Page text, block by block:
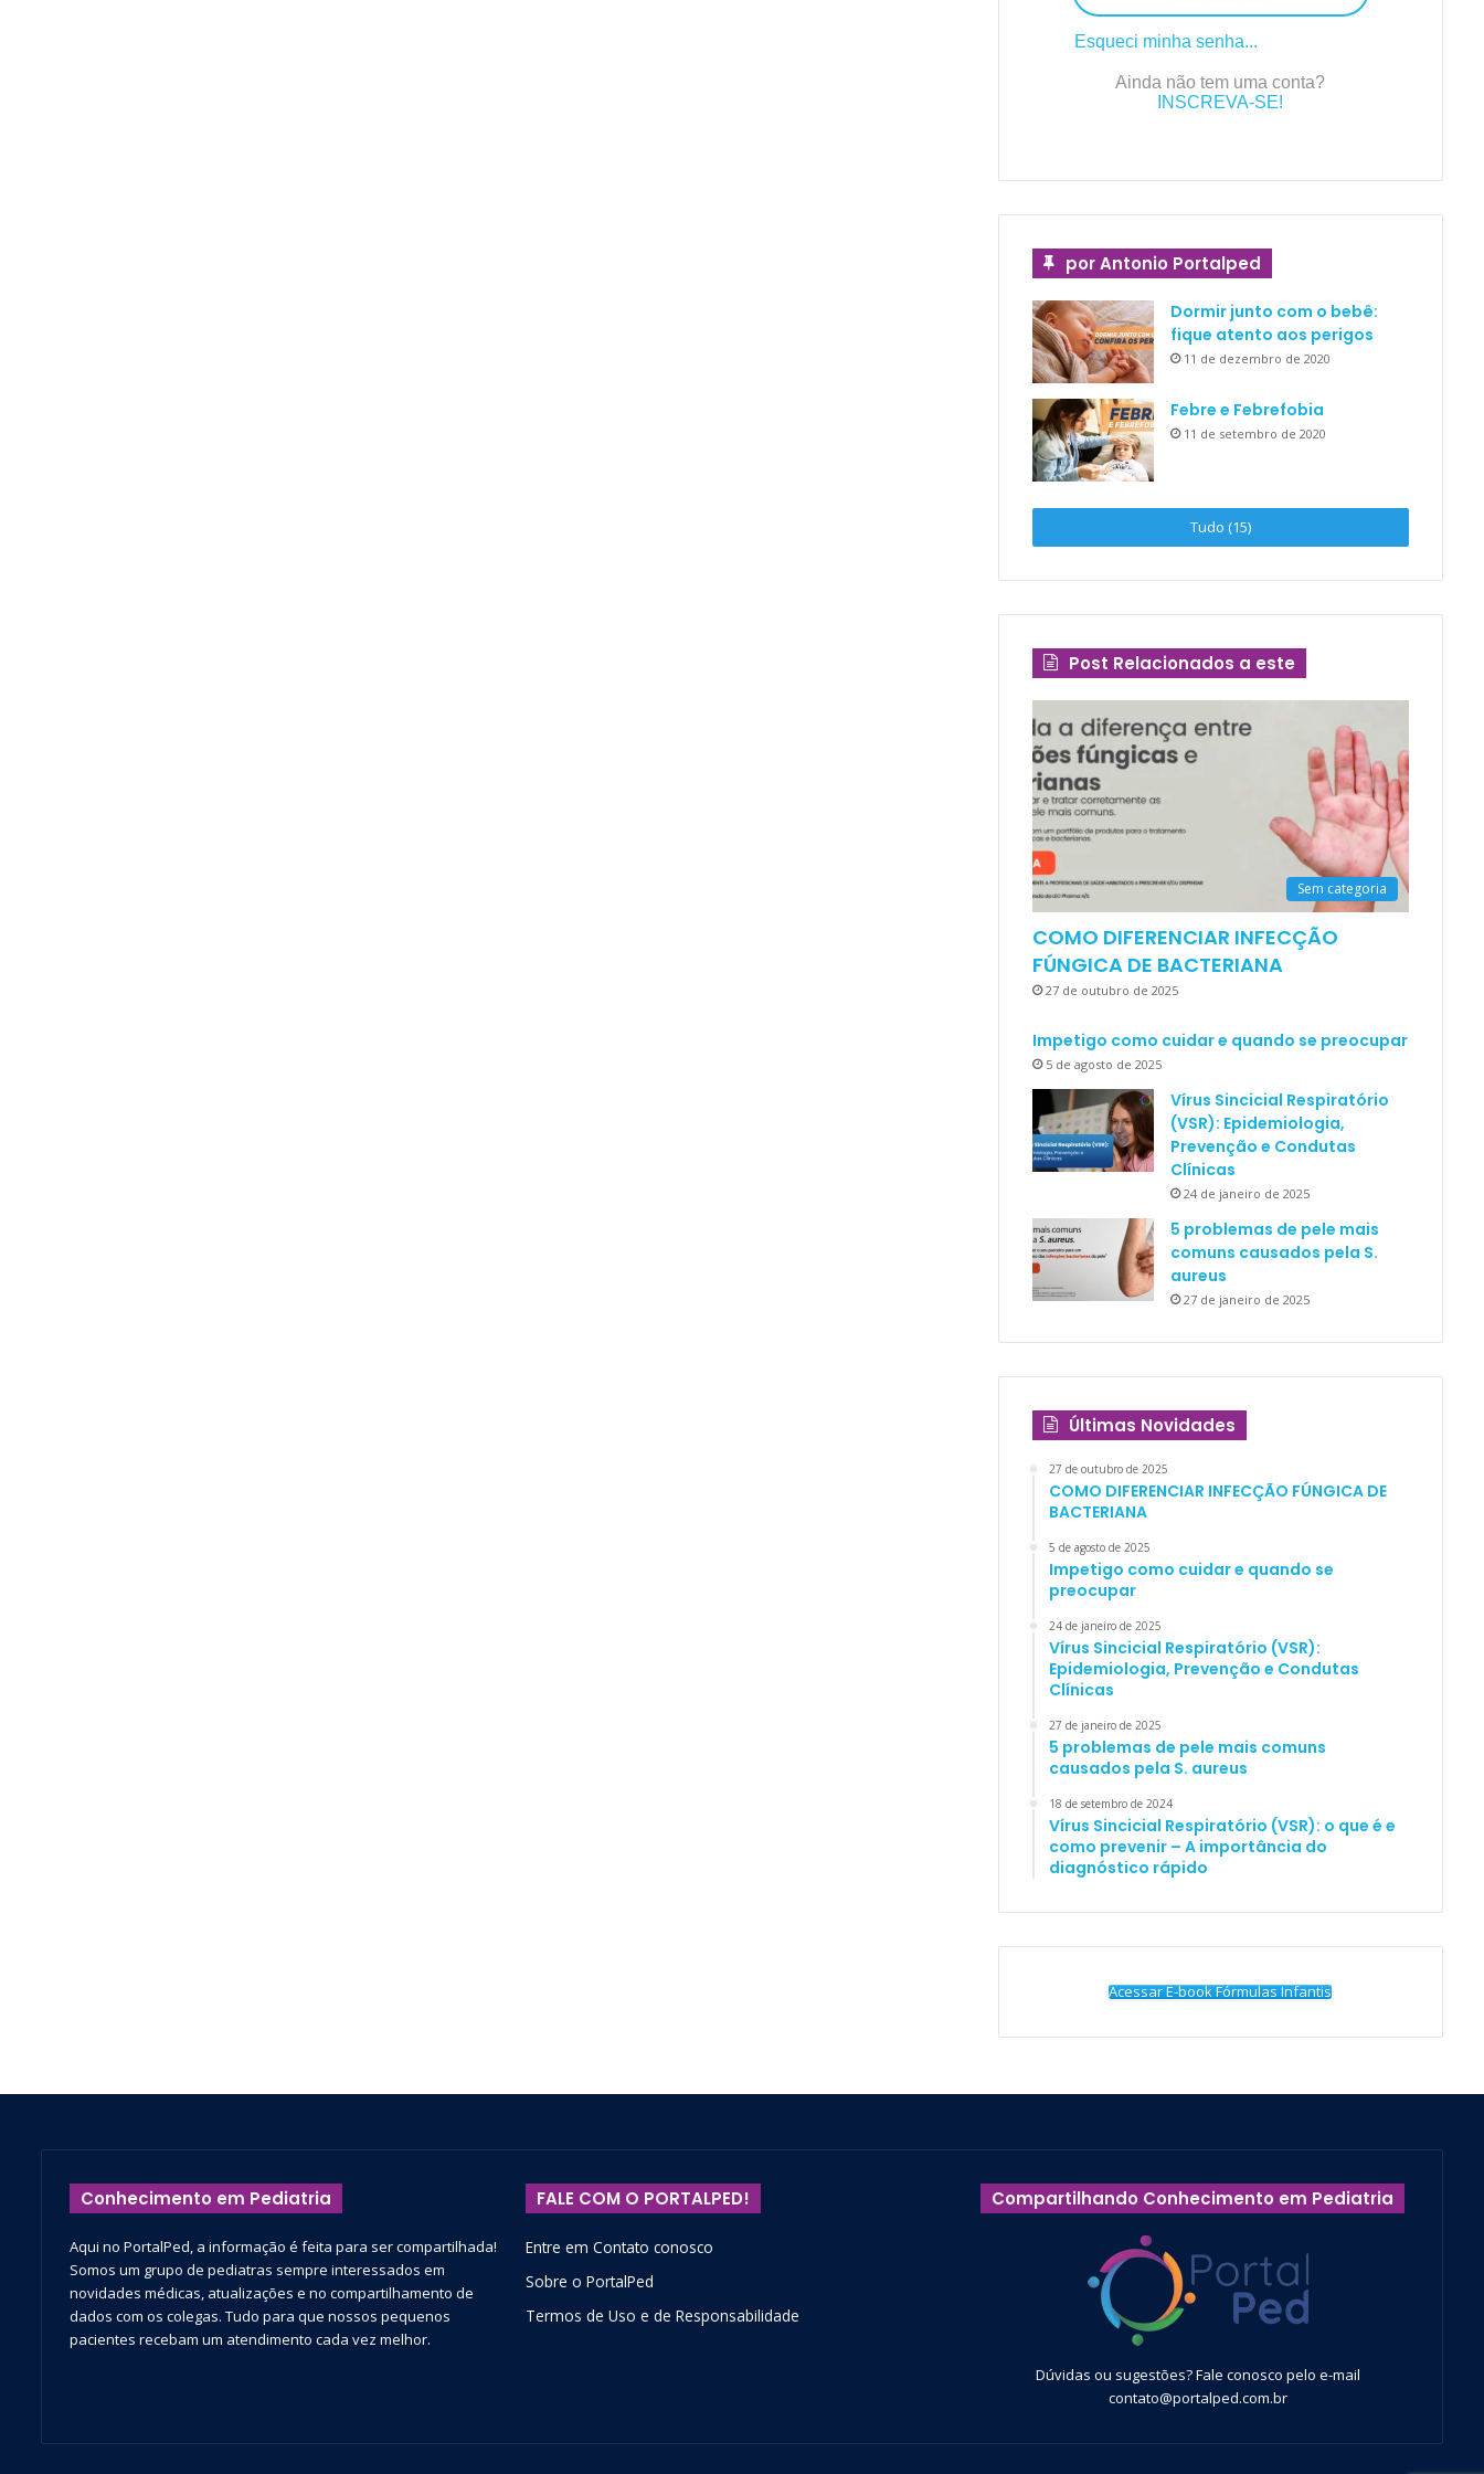
Esqueci minha senha...
Ainda não tem uma conta?
INSCREVA-SE!
por Antonio Portalped
Dormir junto com o bebê:
fique atento aos perigos
11 de dezembro de 2020
Febre e Febrefobia
11 de setembro de 2020
Tudo (15)
Post Relacionados a este
Sem categoria
COMO DIFERENCIAR INFECÇÃO
FÚNGICA DE BACTERIANA
27 de outubro de 2025
Impetigo como cuidar e quando se preocupar
5 de agosto de 2025
Vírus Sincicial Respiratório
(VSR): Epidemiologia,
Prevenção e Condutas
Clínicas
24 de janeiro de 2025
5 problemas de pele mais
comuns causados pela S.
aureus
27 de janeiro de 2025
Últimas Novidades
27 de outubro de 2025
COMO DIFERENCIAR INFECÇÃO FÚNGICA DE
BACTERIANA
5 de agosto de 2025
Impetigo como cuidar e quando se
preocupar
24 de janeiro de 2025
Vírus Sincicial Respiratório (VSR):
Epidemiologia, Prevenção e Condutas
Clínicas
27 de janeiro de 2025
5 problemas de pele mais comuns
causados pela S. aureus
18 de setembro de 2024
Vírus Sincicial Respiratório (VSR): o que é e
como prevenir – A importância do
diagnóstico rápido
Acessar E-book Fórmulas Infantis
Conhecimento em Pediatria
Aqui no PortalPed, a informação é feita para ser compartilhada!
Somos um grupo de pediatras sempre interessados em
novidades médicas, atualizações e no compartilhamento de
dados com os colegas. Tudo para que nossos pequenos
pacientes recebam um atendimento cada vez melhor.
FALE COM O PORTALPED!
Entre em Contato conosco
Sobre o PortalPed
Termos de Uso e de Responsabilidade
Compartilhando Conhecimento em Pediatria
Dúvidas ou sugestões? Fale conosco pelo e-mail
contato@portalped.com.br